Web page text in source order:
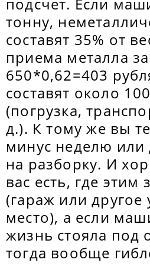
тонну,
составят 35% от
приема металла
650*0,62=403
составят около
(погрузка,
д.). К тому же вы
минус неделю
на разборку. И
вас есть, где этим
(гараж или другое
место), а если
жизнь стояла под
тогда вообще